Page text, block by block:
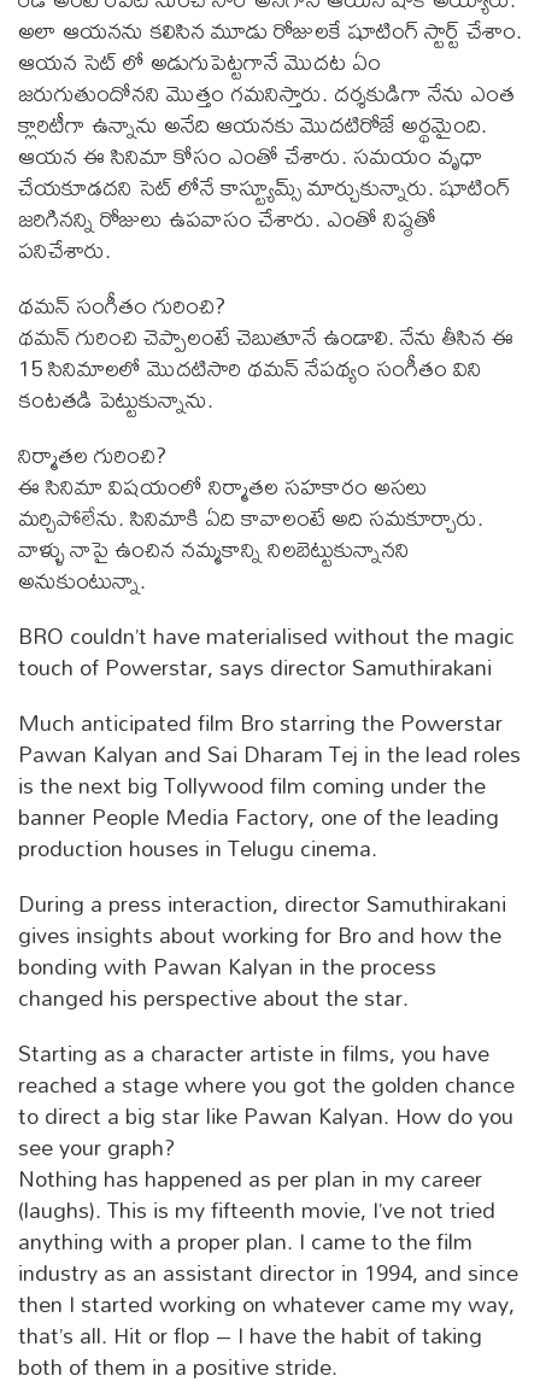
అలా ఆయనను కలిసిన మూడు రోజులకే షూటింగ్ స్టార్ట్ చేశాం.
ఆయన సెట్ లో అడుగుపెట్టగానే మొదట ఏం
జరుగుతుందోనని మొత్తం గమనిస్తారు. దర్శకుడిగా నేను ఎంత
క్లారిటీగా ఉన్నాను అనేది ఆయనకు మొదటిరోజే అర్థమైంది.
ఆయన ఈ సినిమా కోసం ఎంతో చేశారు. సమయం వృధా
చేయకూడదని సెట్ లోనే కాస్ట్యూమ్స్ మార్చుకున్నారు. షూటింగ్
జరిగినన్ని రోజులు ఉపవాసం చేశారు. ఎంతో నిష్ఠతో
పనిచేశారు.
థమన్ సంగీతం గురించి?
థమన్ గురించి చెప్పాలంటే చెబుతూనే ఉండాలి. నేను తీసిన ఈ
15 సినిమాలలో మొదటిసారి థమన్ నేపథ్యం సంగీతం విని
కంటతడి పెట్టుకున్నాను.
నిర్మాతల గురించి?
ఈ సినిమా విషయంలో నిర్మాతల సహకారం అసలు
మర్చిపోలేను. సినిమాకి ఏది కావాలంటే అది సమకూర్చారు.
వాళ్ళు నాపై ఉంచిన నమ్మకాన్ని నిలబెట్టుకున్నానని
అనుకుంటున్నా.
BRO couldn’t have materialised without the magic
touch of Powerstar, says director Samuthirakani
Much anticipated film Bro starring the Powerstar
Pawan Kalyan and Sai Dharam Tej in the lead roles
is the next big Tollywood film coming under the
banner People Media Factory, one of the leading
production houses in Telugu cinema.
During a press interaction, director Samuthirakani
gives insights about working for Bro and how the
bonding with Pawan Kalyan in the process
changed his perspective about the star.
Starting as a character artiste in films, you have
reached a stage where you got the golden chance
to direct a big star like Pawan Kalyan. How do you
see your graph?
Nothing has happened as per plan in my career
(laughs). This is my fifteenth movie, I’ve not tried
anything with a proper plan. I came to the film
industry as an assistant director in 1994, and since
then I started working on whatever came my way,
that’s all. Hit or flop – I have the habit of taking
both of them in a positive stride.